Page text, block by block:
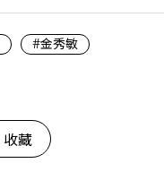
#金秀敏
收藏